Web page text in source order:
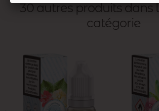
30 autres produits dans la même
catégorie